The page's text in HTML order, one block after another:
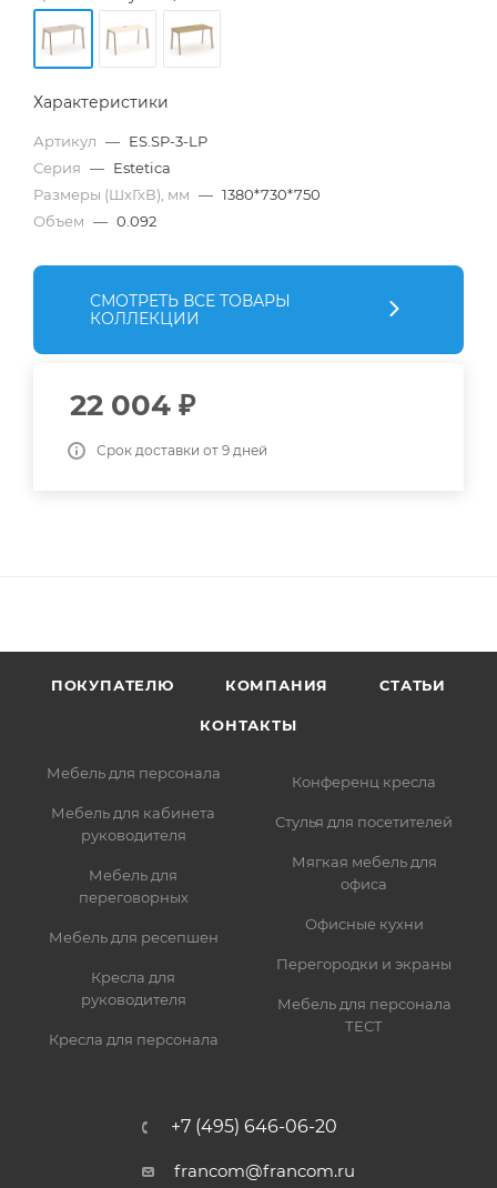
Характеристики
Артикул — ES.SP-3-LP
Серия — Estetica
Размеры (ШхГхВ), мм — 1380*730*750
Объем — 0.092
СМОТРЕТЬ ВСЕ ТОВАРЫ
КОЛЛЕКЦИИ
22 004 ₽
Срок доставки от 9 дней
ПОКУПАТЕЛЮ КОМПАНИЯ СТАТЬИ
КОНТАКТЫ
Мебель для персонала
Мебель для кабинета
руководителя
Мебель для
переговорных
Мебель для ресепшен
Кресла для
руководителя
Кресла для персонала
Конференц кресла
Стулья для посетителей
Мягкая мебель для
офиса
Офисные кухни
Перегородки и экраны
Мебель для персонала
ТЕСТ
+7 (495) 646-06-20
francom@francom.ru